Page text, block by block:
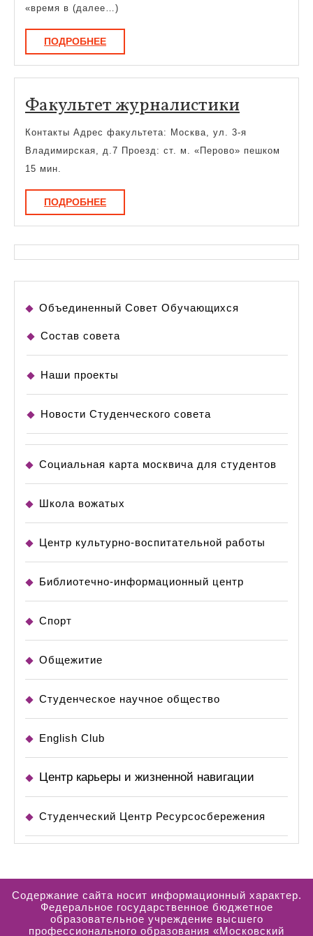
руководство
пассивному
доходу
«время в (далее…)
ПОДРОБНЕЕПОДРОБНЕЕ
Факультет журналистики
Контакты Адрес факультета: Москва, ул. 3-я
Владимирская, д.7 Проезд: ст. м. «Перово» пешком
15 мин.
ПОДРОБНЕЕПОДРОБНЕЕ
Объединенный Совет Обучающихся
Состав совета
Наши проекты
Новости Студенческого совета
Социальная карта москвича для студентов
Школа вожатых
Центр культурно-воспитательной работы
Библиотечно-информационный центр
Спорт
Общежитие
Студенческое научное общество
English Club
Центр карьеры и жизненной навигации
Студенческий Центр Ресурсосбережения
Содержание сайта носит информационный характер.
Федеральное государственное бюджетное
образовательное учреждение высшего
профессионального образования «Московский